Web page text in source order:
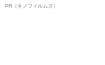
ボ》
PR（キノフィルムズ）